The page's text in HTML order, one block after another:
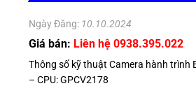
Ngày Đăng: 10.10.2024
Giá bán: Liên hệ 0938.395.022
Thông số kỹ thuật Camera hành trình
– CPU: GPCV2178